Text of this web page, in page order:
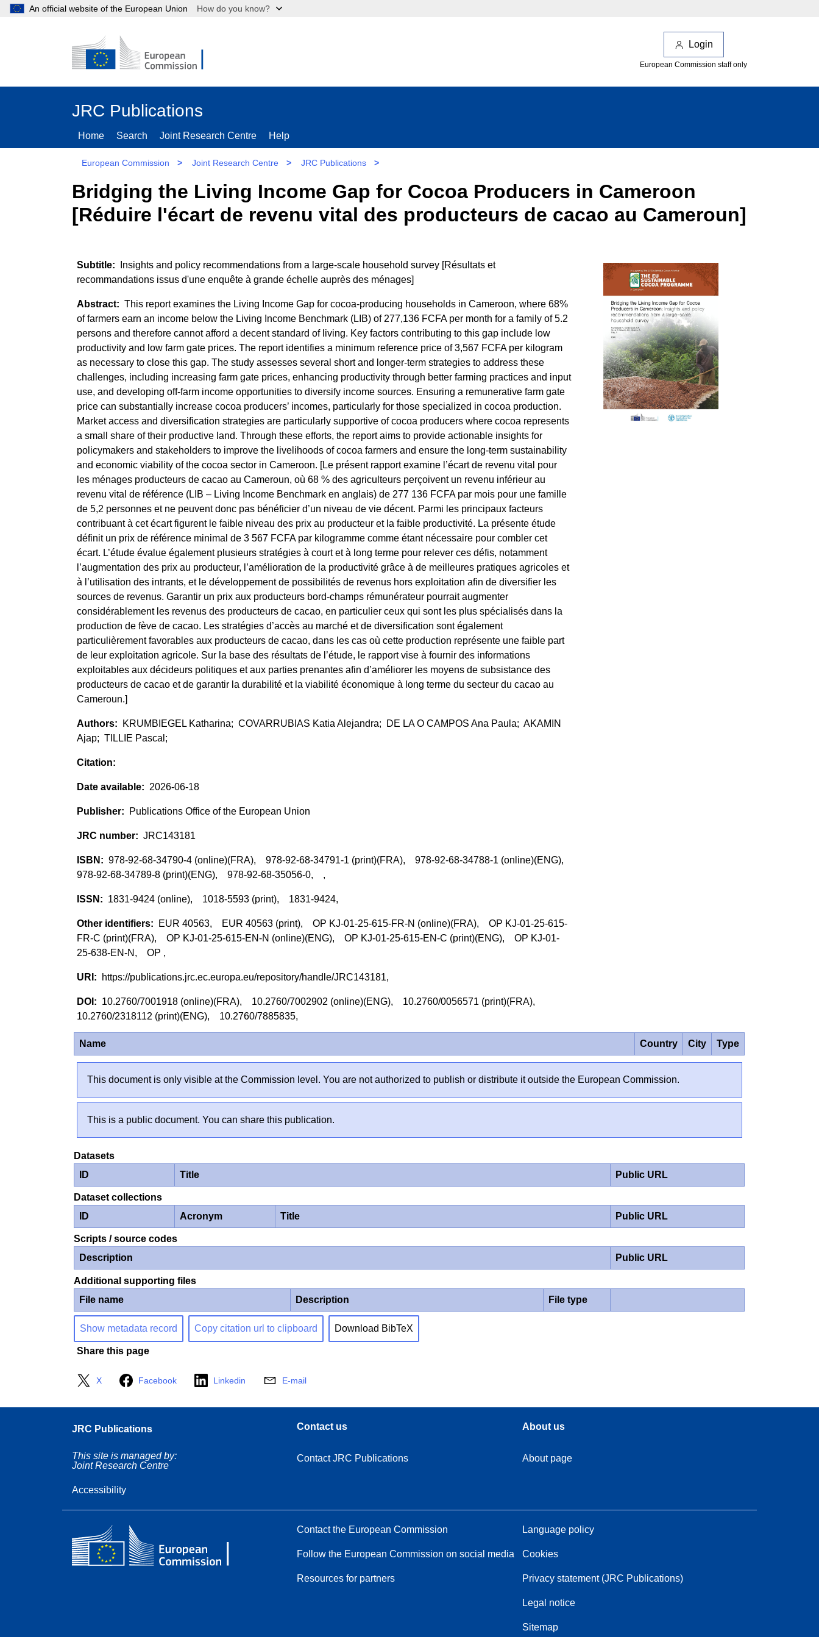
An official website of the European Union How do you know?
Login
European Commission staff only
JRC Publications
Home Search Joint Research Centre Help
European Commission > Joint Research Centre > JRC Publications >
Bridging the Living Income Gap for Cocoa Producers in Cameroon
[Réduire l'écart de revenu vital des producteurs de cacao au Cameroun]
Insights and policy recommendations from a large-scale household survey [Résultats et
recommandations issus d'une enquête à grande échelle auprès des ménages]
This report examines the Living Income Gap for cocoa-producing households in Cameroon, where 68%
of farmers earn an income below the Living Income Benchmark (LIB) of 277,136 FCFA per month for a family of 5.2
persons and therefore cannot afford a decent standard of living. Key factors contributing to this gap include low
productivity and low farm gate prices. The report identifies a minimum reference price of 3,567 FCFA per kilogram
as necessary to close this gap. The study assesses several short and longer-term strategies to address these
challenges, including increasing farm gate prices, enhancing productivity through better farming practices and input
use, and developing off-farm income opportunities to diversify income sources. Ensuring a remunerative farm gate
price can substantially increase cocoa producers’ incomes, particularly for those specialized in cocoa production.
Market access and diversification strategies are particularly supportive of cocoa producers where cocoa represents
a small share of their productive land. Through these efforts, the report aims to provide actionable insights for
policymakers and stakeholders to improve the livelihoods of cocoa farmers and ensure the long-term sustainability
and economic viability of the cocoa sector in Cameroon. [Le présent rapport examine l’écart de revenu vital pour
les ménages producteurs de cacao au Cameroun, où 68 % des agriculteurs perçoivent un revenu inférieur au
revenu vital de référence (LIB – Living Income Benchmark en anglais) de 277 136 FCFA par mois pour une famille
de 5,2 personnes et ne peuvent donc pas bénéficier d’un niveau de vie décent. Parmi les principaux facteurs
contribuant à cet écart figurent le faible niveau des prix au producteur et la faible productivité. La présente étude
définit un prix de référence minimal de 3 567 FCFA par kilogramme comme étant nécessaire pour combler cet
écart. L’étude évalue également plusieurs stratégies à court et à long terme pour relever ces défis, notamment
l’augmentation des prix au producteur, l’amélioration de la productivité grâce à de meilleures pratiques agricoles et
à l’utilisation des intrants, et le développement de possibilités de revenus hors exploitation afin de diversifier les
sources de revenus. Garantir un prix aux producteurs bord-champs rémunérateur pourrait augmenter
considérablement les revenus des producteurs de cacao, en particulier ceux qui sont les plus spécialisés dans la
production de fève de cacao. Les stratégies d’accès au marché et de diversification sont également
particulièrement favorables aux producteurs de cacao, dans les cas où cette production représente une faible part
de leur exploitation agricole. Sur la base des résultats de l’étude, le rapport vise à fournir des informations
exploitables aux décideurs politiques et aux parties prenantes afin d’améliorer les moyens de subsistance des
producteurs de cacao et de garantir la durabilité et la viabilité économique à long terme du secteur du cacao au
Cameroun.]
KRUMBIEGEL Katharina; COVARRUBIAS Katia Alejandra; DE LA O CAMPOS Ana Paula; AKAMIN
Ajap; TILLIE Pascal;
2026-06-18
Publications Office of the European Union
JRC143181
978-92-68-34790-4 (online)(FRA), 978-92-68-34791-1 (print)(FRA), 978-92-68-34788-1 (online)(ENG),
978-92-68-34789-8 (print)(ENG), 978-92-68-35056-0, ,
1831-9424 (online), 1018-5593 (print), 1831-9424,
EUR 40563, EUR 40563 (print), OP KJ-01-25-615-FR-N (online)(FRA), OP KJ-01-25-615-
FR-C (print)(FRA), OP KJ-01-25-615-EN-N (online)(ENG), OP KJ-01-25-615-EN-C (print)(ENG), OP KJ-01-
25-638-EN-N, OP ,
https://publications.jrc.ec.europa.eu/repository/handle/JRC143181,
10.2760/7001918 (online)(FRA), 10.2760/7002902 (online)(ENG), 10.2760/0056571 (print)(FRA),
10.2760/2318112 (print)(ENG), 10.2760/7885835,
Name Country City Type
This document is only visible at the Commission level. You are not authorized to publish or distribute it outside the European Commission.
This is a public document. You can share this publication.
Datasets
ID
Title Public URL
Dataset collections
ID
Acronym Title Public URL
Scripts / source codes
Description
Public URL
Additional supporting files
File name
Description File type
Show metadata record Copy citation url to clipboard Download BibTeX
Share this page
X Facebook Linkedin E-mail
JRC Publications
This site is managed by:
Joint Research Centre
Accessibility
Contact us
Contact JRC Publications
About us
About page
Contact the European Commission
Follow the European Commission on social media
Resources for partners
Language policy
Cookies
Privacy statement (JRC Publications)
Legal notice
Sitemap